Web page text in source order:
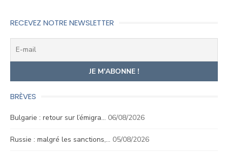
RECEVEZ NOTRE NEWSLETTER
BRÈVES
Bulgarie : retour sur l’émigra… 06/08/2026
Russie : malgré les sanctions,… 05/08/2026